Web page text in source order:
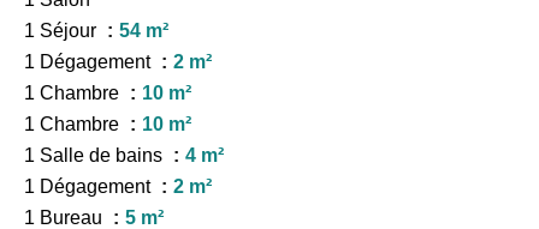
1 Séjour
54 m²
1 Dégagement
2 m²
1 Chambre
10 m²
1 Chambre
10 m²
1 Salle de bains
4 m²
1 Dégagement
2 m²
1 Bureau
5 m²